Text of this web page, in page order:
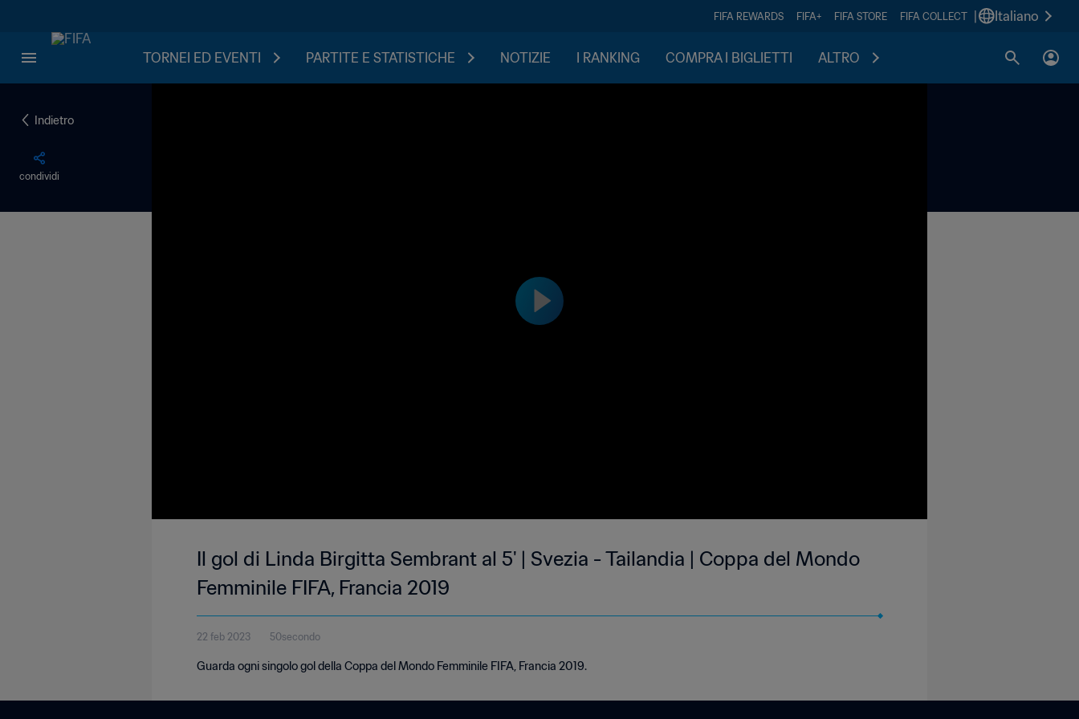
FIFA REWARDS FIFA+ FIFA STORE FIFA COLLECT Italiano
TORNEI ED EVENTI PARTITE E STATISTICHE NOTIZIE I RANKING COMPRA I BIGLIETTI ALTRO
Indietro
condividi
Il gol di Linda Birgitta Sembrant al 5' | Svezia - Tailandia | Coppa del Mondo
Femminile FIFA, Francia 2019
22 feb 2023 50secondo
Guarda ogni singolo gol della Coppa del Mondo Femminile FIFA, Francia 2019.